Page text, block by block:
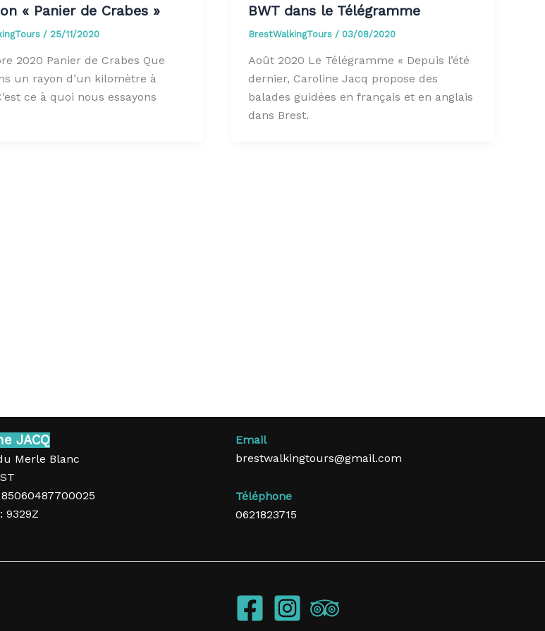
« Panier de Crabes »
/25/11/2020
2020 Panier de Crabes Que
un rayon d’un kilomètre à
ce à quoi nous essayons
BWT dans le Télégramme
BrestWalkingTours / 03/08/2020
Août 2020 Le Télégramme « Depuis l’été
dernier, Caroline Jacq propose des
balades guidées en français et en anglais
dans Brest.
JACQ
Merle Blanc
85060487700025
9329Z
Email
brestwalkingtours@gmail.com
Téléphone
0621823715